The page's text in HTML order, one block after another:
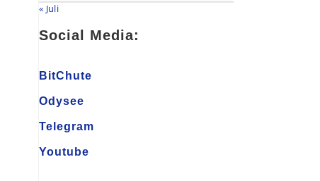
« Juli
Social Media:
BitChute
Odysee
Telegram
Youtube